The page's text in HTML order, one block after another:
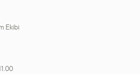
Ekibi